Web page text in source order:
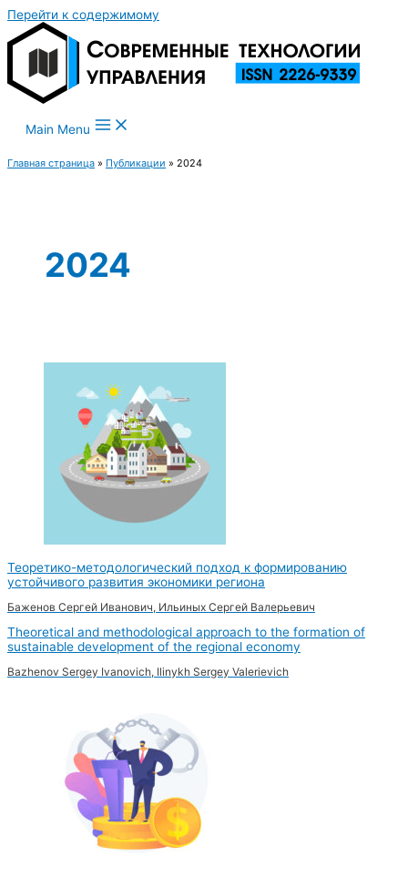
Перейти к содержимому
Main Menu
Главная страница » Публикации » 2024
2024
Теоретико-методологический подход к формированию
устойчивого развития экономики региона
Баженов Сергей Иванович, Ильиных Сергей Валерьевич
Theoretical and methodological approach to the formation of
sustainable development of the regional economy
Bazhenov Sergey Ivanovich, Ilinykh Sergey Valerievich